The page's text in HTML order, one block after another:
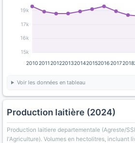
15k
16k
17k
19k
201020112012201320142015201620172018
Voir les données en tableau
Production laitière (2024)
Production laitiere departementale (Agreste/
l'Agriculture). Volumes en hectolitres, incluant